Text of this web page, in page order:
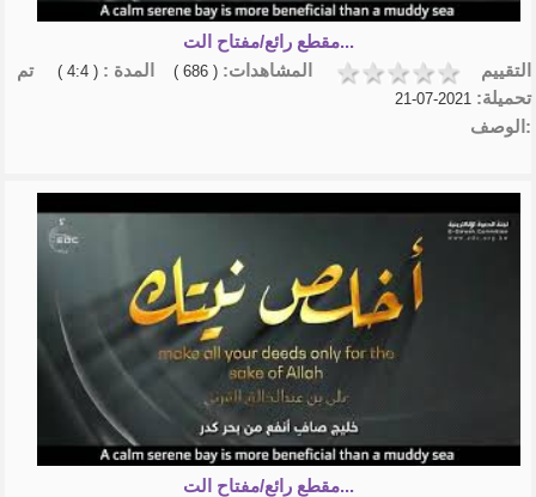
مقطع رائع/مفتاح الت...
التقييم
المشاهدات: ( 686 ) المدة : ( 4:4 )
تم
تحميلة: 2021-07-21
الوصف:
مقطع رائع/مفتاح الت...